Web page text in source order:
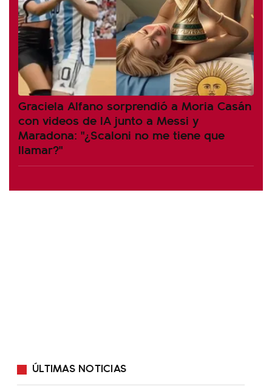
Graciela Alfano sorprendió a Moria Casán
con videos de IA junto a Messi y
Maradona: "¿Scaloni no me tiene que
llamar?"
ÚLTIMAS NOTICIAS